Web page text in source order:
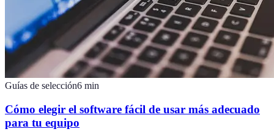
Guías de selección6 min
Cómo elegir el software fácil de usar más adecuado
para tu equipo